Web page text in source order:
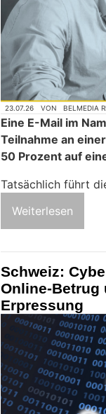
23.07.26 VON BELMEDIA
Eine E-Mail im
Teilnahme an
50 Prozent auf
Tatsächlich führt
Weiterlesen
Schweiz:
Online-Betrug
Erpressung